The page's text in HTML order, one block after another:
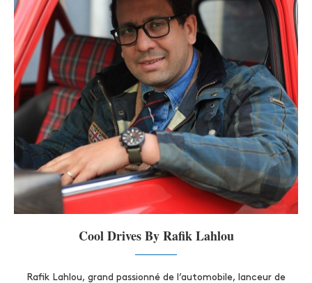
Cool Drives By Rafik Lahlou
Rafik Lahlou, grand passionné de l’automobile, lanceur de